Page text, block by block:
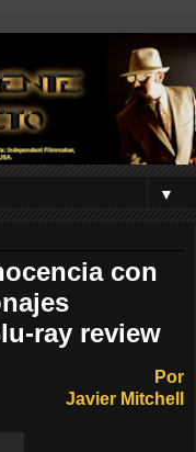
▼
con
ray review
Por
Javier Mitchell